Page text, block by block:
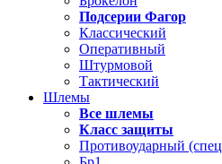
Подсерии Фагор
Классический
Оперативный
Штурмовой
Тактический
Шлемы
Все шлемы
Класс защиты
Противоударный